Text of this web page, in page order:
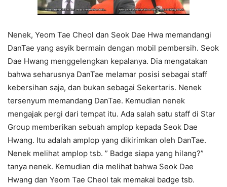
Nenek, Yeom Tae Cheol dan Seok Dae Hwa memandangi
DanTae yang asyik bermain dengan mobil pembersih. Seok
Dae Hwang menggelengkan kepalanya. Dia mengatakan
bahwa seharusnya DanTae melamar posisi sebagai staff
kebersihan saja, dan bukan sebagai Sekertaris. Nenek
tersenyum memandang DanTae. Kemudian nenek
mengajak pergi dari tempat itu. Ada salah satu staff di Star
Group memberikan sebuah amplop kepada Seok Dae
Hwang. Itu adalah amplop yang dikirimkan oleh DanTae.
Nenek melihat amplop tsb. ” Badge siapa yang hilang?”
tanya nenek. Kemudian dia melihat bahwa Seok Dae
Hwang dan Yeom Tae Cheol tak memakai badge tsb.